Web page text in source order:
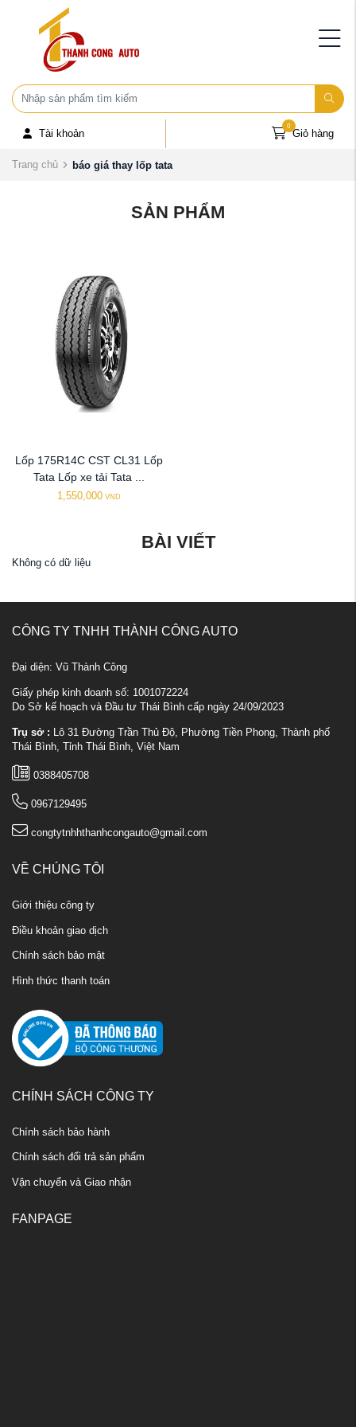
Tài khoản Giỏ hàng
0
Trang chủ báo giá thay lốp tata
SẢN PHẨM
Lốp 175R14C CST CL31 Lốp
Tata Lốp xe tải Tata ...
1,550,000 VND
BÀI VIẾT
Không có dữ liệu
CÔNG TY TNHH THÀNH CÔNG AUTO
Đại diện: Vũ Thành Công
Giấy phép kinh doanh số: 1001072224
Do Sở kế hoạch và Đầu tư Thái Bình cấp ngày 24/09/2023
Trụ sở : Lô 31 Đường Trần Thủ Độ, Phường Tiền Phong, Thành phố
Thái Bình, Tỉnh Thái Bình, Việt Nam
0388405708
0967129495
congtytnhhthanhcongauto@gmail.com
VỀ CHÚNG TÔI
Giới thiệu công ty
Điều khoản giao dịch
Chính sách bảo mật
Hình thức thanh toán
CHÍNH SÁCH CÔNG TY
Chính sách bảo hành
Chính sách đổi trả sản phẩm
Vận chuyển và Giao nhận
FANPAGE